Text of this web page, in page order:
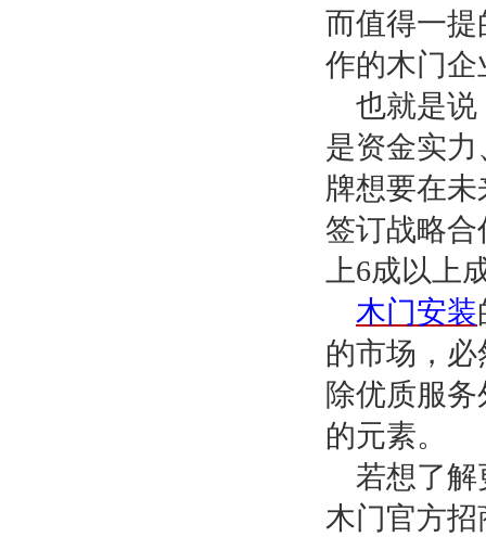
而值得一
作的木门
也就是说
是资金实
牌想要在
签订战略
上6成以上
木门安装
的市场，
除优质服
的元素。
若想了解
木门官方招